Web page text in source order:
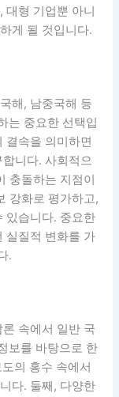
대형 기업뿐 아니
게 될 것입니다.
해, 남중국해 등
는 중요한 선택입
결속을 의미하면
니다. 사회적으
충돌하는 지점이
강화로 평가하고,
있습니다. 중요한
실질적 변화를 가
.
속에서 일반 국
보를 바탕으로 한
의 홍수 속에서
다. 둘째, 다양한